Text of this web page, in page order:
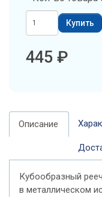
Купить
445 ₽
Описание
Кубообразный
в металлическом